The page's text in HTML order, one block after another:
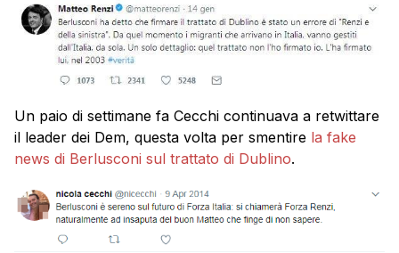
Un paio di settimane fa Cecchi continuava a retwittare
il leader dei Dem, questa volta per smentire la fake
news di Berlusconi sul trattato di Dublino.